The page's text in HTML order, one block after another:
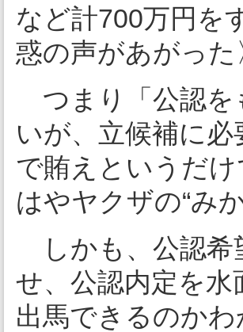
など計700万円を
惑の声があがっ
つまり「公認を
いが、立候補に
で賄えというだ
はやヤクザの“み
しかも、公認希
せ、公認内定を
出馬できるのか